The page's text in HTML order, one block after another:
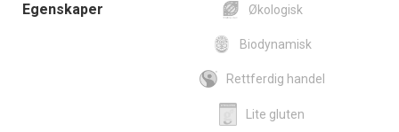
Egenskaper Økologisk
Biodynamisk
Rettferdig handel
Lite gluten